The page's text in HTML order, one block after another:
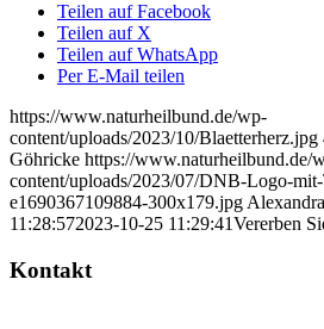
Teilen auf Facebook
Teilen auf X
Teilen auf WhatsApp
Per E-Mail teilen
https://www.naturheilbund.de/wp-
content/uploads/2023/10/Blaetterherz.jpg
Göhricke https://www.naturheilbund.de/
content/uploads/2023/07/DNB-Logo-
e1690367109884-300x179.jpg
11:28:572023-10-25 11:29:41Vererben
Kontakt